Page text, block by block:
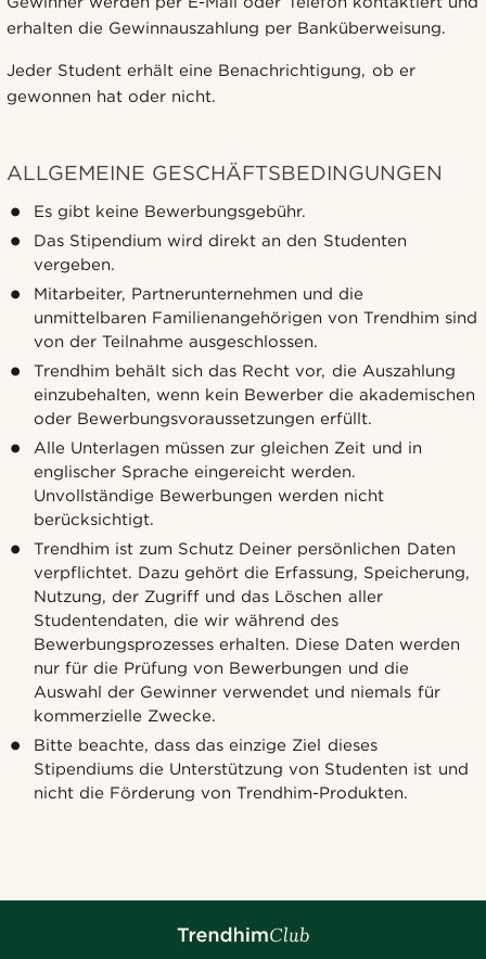
erhalten die Gewinnauszahlung per Banküberweisung.
Jeder Student erhält eine Benachrichtigung, ob er
gewonnen hat oder nicht.
ALLGEMEINE GESCHÄFTSBEDINGUNGEN
Es gibt keine Bewerbungsgebühr.
Das Stipendium wird direkt an den Studenten
vergeben.
Mitarbeiter, Partnerunternehmen und die
unmittelbaren Familienangehörigen von Trendhim sind
von der Teilnahme ausgeschlossen.
Trendhim behält sich das Recht vor, die Auszahlung
einzubehalten, wenn kein Bewerber die akademischen
oder Bewerbungsvoraussetzungen erfüllt.
Alle Unterlagen müssen zur gleichen Zeit und in
englischer Sprache eingereicht werden.
Unvollständige Bewerbungen werden nicht
berücksichtigt.
Trendhim ist zum Schutz Deiner persönlichen Daten
verpflichtet. Dazu gehört die Erfassung, Speicherung,
Nutzung, der Zugriff und das Löschen aller
Studentendaten, die wir während des
Bewerbungsprozesses erhalten. Diese Daten werden
nur für die Prüfung von Bewerbungen und die
Auswahl der Gewinner verwendet und niemals für
kommerzielle Zwecke.
Bitte beachte, dass das einzige Ziel dieses
Stipendiums die Unterstützung von Studenten ist und
nicht die Förderung von Trendhim-Produkten.